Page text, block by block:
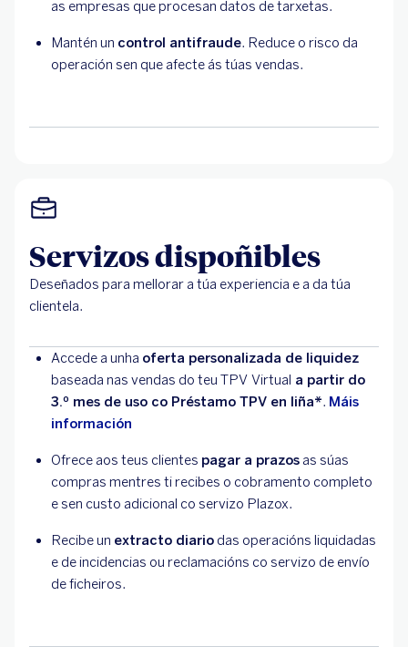
as empresas que procesan datos de tarxetas.
Mantén un control antifraude. Reduce o risco da
operación sen que afecte ás túas vendas.
Servizos dispoñibles
Deseñados para mellorar a túa experiencia e a da túa
clientela.
Accede a unha oferta personalizada de liquidez
baseada nas vendas do teu TPV Virtual a partir do
3.º mes de uso co Préstamo TPV en liña*. Máis
información
Ofrece aos teus clientes pagar a prazos as súas
compras mentres ti recibes o cobramento completo
e sen custo adicional co servizo Plazox.
Recibe un extracto diario das operacións liquidadas
e de incidencias ou reclamacións co servizo de envío
de ficheiros.